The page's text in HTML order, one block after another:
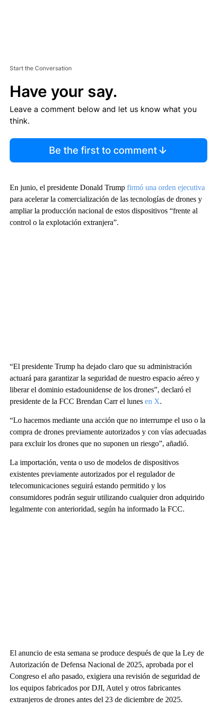
Start the Conversation
Have your say.
Leave a comment below and let us know what you
think.
Be the first to comment
En junio, el presidente Donald Trump firmó una orden ejecutiva
para acelerar la comercialización de las tecnologías de drones y
ampliar la producción nacional de estos dispositivos “frente al
control o la explotación extranjera”.
“El presidente Trump ha dejado claro que su administración
actuará para garantizar la seguridad de nuestro espacio aéreo y
liberar el dominio estadounidense de los drones”, declaró el
presidente de la FCC Brendan Carr el lunes en X.
“Lo hacemos mediante una acción que no interrumpe el uso o la
compra de drones previamente autorizados y con vías adecuadas
para excluir los drones que no suponen un riesgo”, añadió.
La importación, venta o uso de modelos de dispositivos
existentes previamente autorizados por el regulador de
telecomunicaciones seguirá estando permitido y los
consumidores podrán seguir utilizando cualquier dron adquirido
legalmente con anterioridad, según ha informado la FCC.
El anuncio de esta semana se produce después de que la Ley de
Autorización de Defensa Nacional de 2025, aprobada por el
Congreso el año pasado, exigiera una revisión de seguridad de
los equipos fabricados por DJI, Autel y otros fabricantes
extranjeros de drones antes del 23 de diciembre de 2025.